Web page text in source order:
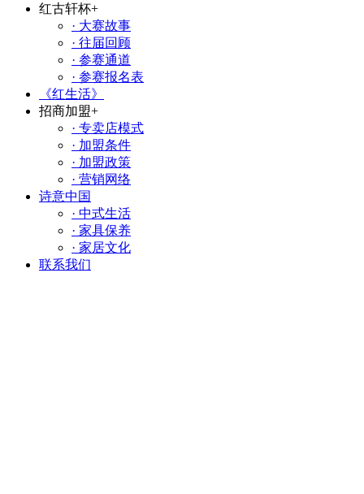
红古轩杯+
· 大赛故事
· 往届回顾
· 参赛通道
· 参赛报名表
《红生活》
招商加盟+
· 专卖店模式
· 加盟条件
· 加盟政策
· 营销网络
诗意中国
· 中式生活
· 家具保养
· 家居文化
联系我们